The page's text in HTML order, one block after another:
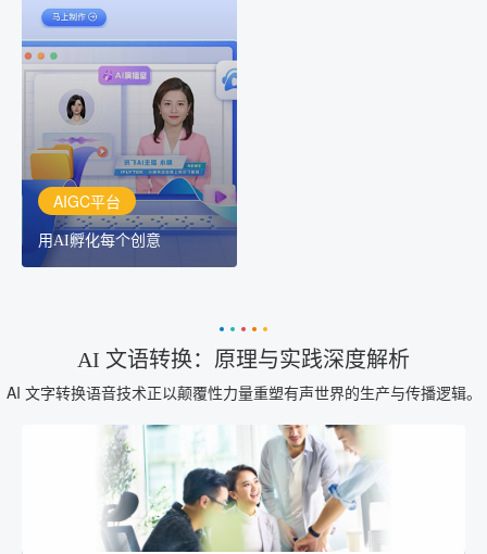
AIGC平台
用AI孵化每个创意
AIGC平台
用AI孵化每个创意
讯飞AIGC平台：让每个创
作者都拥有自己的专注AI
创作助手
AI 文语转换：原理与实践深度解析
AI 文字转换语音技术正以颠覆性力量重塑有声世界的生产与传播逻辑。